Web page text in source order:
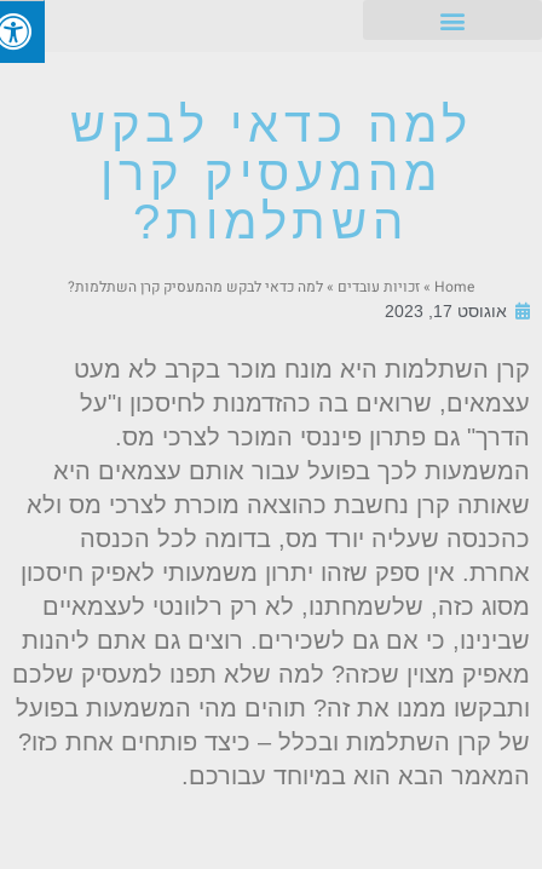
למה כדאי לבקש
מהמעסיק קרן
השתלמות?
Home
»זכויות עובדים»למה כדאי לבקש מהמעסיק קרן השתלמות?
אוגוסט 17, 2023
השתלמות היא מונח מוכר בקרב לא מעט
שרואים בה כהזדמנות לחיסכון ו"על
גם פתרון פיננסי המוכר לצרכי מס.
לכך בפועל עבור אותם עצמאים היא
קרן נחשבת כהוצאה מוכרת לצרכי מס ולא
שעליה יורד מס, בדומה לכל הכנסה
אין ספק שזהו יתרון משמעותי לאפיק חיסכון
כזה, שלשמחתנו, לא רק רלוונטי לעצמאיים
כי אם גם לשכירים. רוצים גם אתם ליהנות
מצוין שכזה? למה שלא תפנו למעסיק שלכם
ממנו את זה? תוהים מהי המשמעות בפועל
קרן השתלמות ובכלל – כיצד פותחים אחת כזו?
הבא הוא במיוחד עבורכם.